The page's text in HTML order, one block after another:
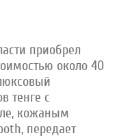
приобрел
около 40
тенге с
кожаным
передает